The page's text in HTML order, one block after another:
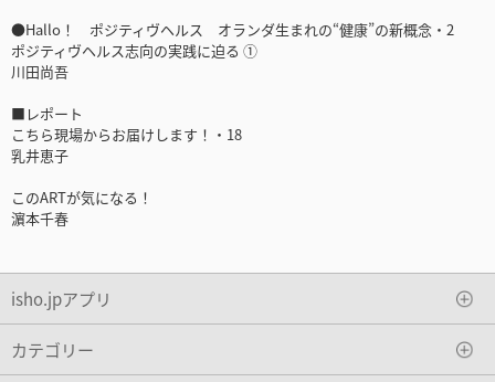
●Hallo！ ポジティヴヘルス オランダ生まれの“健康”の新概念・2
ポジティヴヘルス志向の実践に迫る ①
川田尚吾
■レポート
こちら現場からお届けします！・18
乳井恵子
このARTが気になる！
濵本千春
isho.jpアプリ
カテゴリー